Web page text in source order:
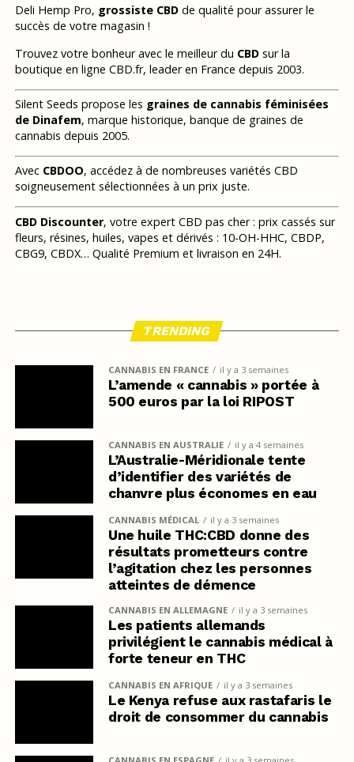
Deli Hemp Pro, grossiste CBDde qualité pour assurer le
succès de votre magasin !
Trouvez votre bonheur avec le meilleur du CBDsur la
boutique en ligne CBD.fr, leader en France depuis 2003.
Silent Seeds propose les graines de cannabis féminisées
de Dinafem, marque historique, banque de graines de
cannabis depuis 2005.
Avec CBDOO, accédez à de nombreuses variétés CBD
soigneusement sélectionnées à un prix juste.
CBD Discounter, votre expert CBD pas cher : prix cassés sur
fleurs, résines, huiles, vapes et dérivés : 10-OH-HHC, CBDP,
CBG9, CBDX… Qualité Premium et livraison en 24H.
TRENDING
CANNABIS EN FRANCE il y a 3 semaines
L’amende « cannabis » portée à
500 euros par la loi RIPOST
CANNABIS EN AUSTRALIE il y a 4 semaines
L’Australie-Méridionale tente
d’identifier des variétés de
chanvre plus économes en eau
CANNABIS MÉDICAL il y a 3 semaines
Une huile THC:CBD donne des
résultats prometteurs contre
l’agitation chez les personnes
atteintes de démence
CANNABIS EN ALLEMAGNE il y a 3 semaines
Les patients allemands
privilégient le cannabis médical à
forte teneur en THC
CANNABIS EN AFRIQUE il y a 3 semaines
Le Kenya refuse aux rastafaris le
droit de consommer du cannabis